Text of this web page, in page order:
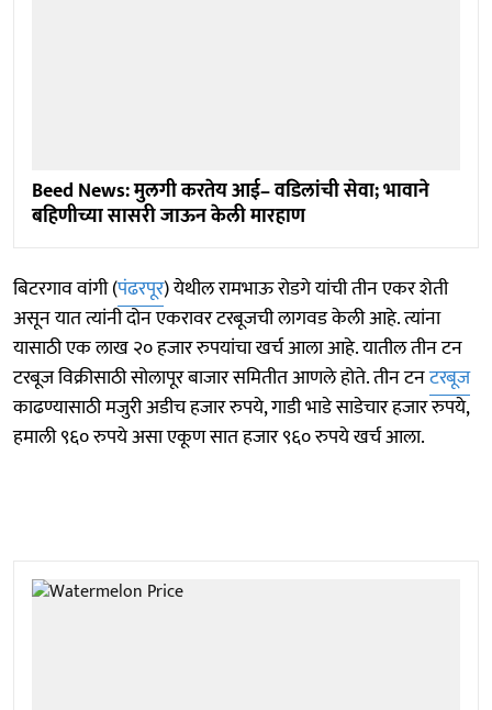
Beed News: मुलगी करतेय आई– वडिलांची सेवा; भावाने
बहिणीच्या सासरी जाऊन केली मारहाण
बिटरगाव वांगी (पंढरपूर) येथील रामभाऊ रोडगे यांची तीन एकर शेती
असून यात त्यांनी दोन एकरावर टरबूजची लागवड केली आहे. त्यांना
यासाठी एक लाख २० हजार रुपयांचा खर्च आला आहे. यातील तीन टन
टरबूज विक्रीसाठी सोलापूर बाजार समितीत आणले होते. तीन टनटरबूज
काढण्यासाठी मजुरी अडीच हजार रुपये, गाडी भाडे साडेचार हजार रुपये,
हमाली ९६० रुपये असा एकूण सात हजार ९६० रुपये खर्च आला.